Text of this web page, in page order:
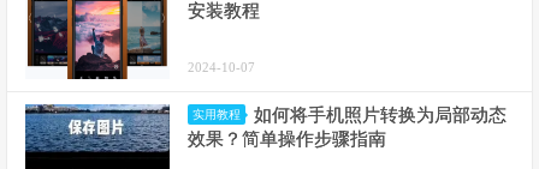
安装教程
2024-10-07
实用教程
如何将手机照片转换为局部动态
效果？简单操作步骤指南